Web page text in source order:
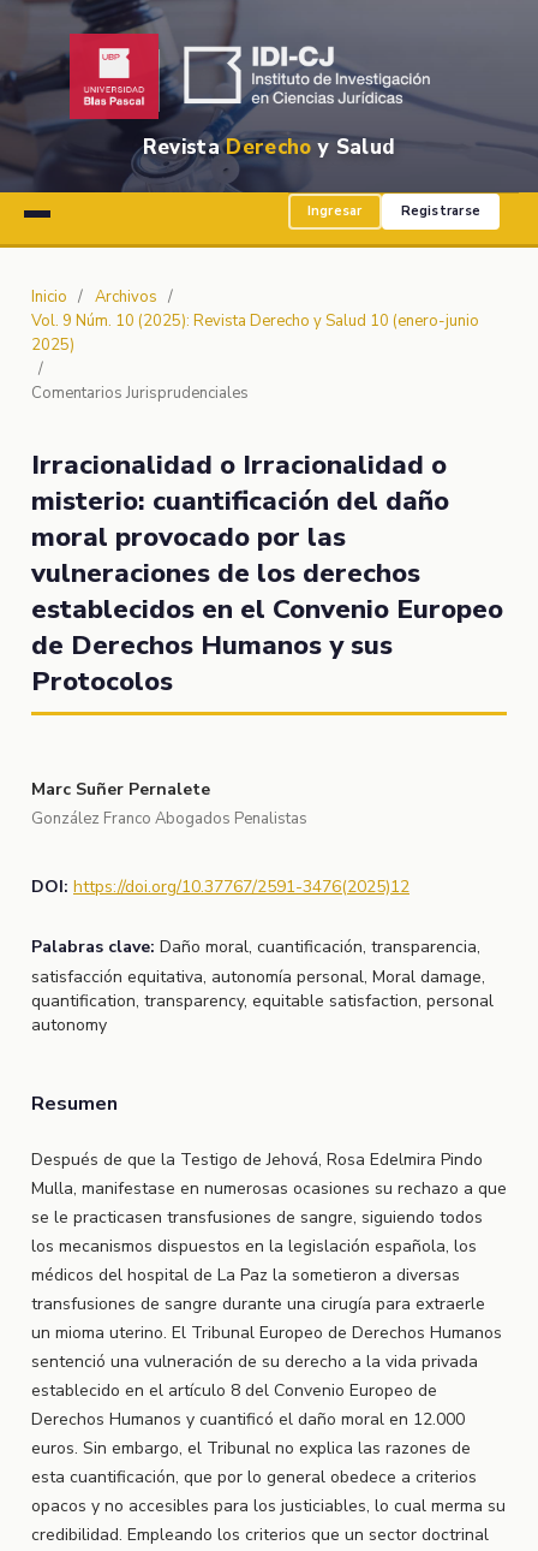
RevistaDerecho y Salud
Ingresar Registrarse
Inicio / Archivos /
Vol. 9 Núm. 10 (2025): Revista Derecho y Salud 10 (enero-junio
2025)
/
Comentarios Jurisprudenciales
Irracionalidad o Irracionalidad o
misterio: cuantificación del daño
moral provocado por las
vulneraciones de los derechos
establecidos en el Convenio Europeo
de Derechos Humanos y sus
Protocolos
Marc Suñer Pernalete
González Franco Abogados Penalistas
DOI: https://doi.org/10.37767/2591-3476(2025)12
Palabras clave: Daño moral, cuantificación, transparencia,
satisfacción equitativa, autonomía personal, Moral damage,
quantification, transparency, equitable satisfaction, personal
autonomy
Resumen
Después de que la Testigo de Jehová, Rosa Edelmira Pindo
Mulla, manifestase en numerosas ocasiones su rechazo a que
se le practicasen transfusiones de sangre, siguiendo todos
los mecanismos dispuestos en la legislación española, los
médicos del hospital de La Paz la sometieron a diversas
transfusiones de sangre durante una cirugía para extraerle
un mioma uterino. El Tribunal Europeo de Derechos Humanos
sentenció una vulneración de su derecho a la vida privada
establecido en el artículo 8 del Convenio Europeo de
Derechos Humanos y cuantificó el daño moral en 12.000
euros. Sin embargo, el Tribunal no explica las razones de
esta cuantificación, que por lo general obedece a criterios
opacos y no accesibles para los justiciables, lo cual merma su
credibilidad. Empleando los criterios que un sector doctrinal